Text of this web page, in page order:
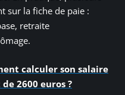
sur la fiche de paie :
retraite
calculer son salaire
2600 euros ?